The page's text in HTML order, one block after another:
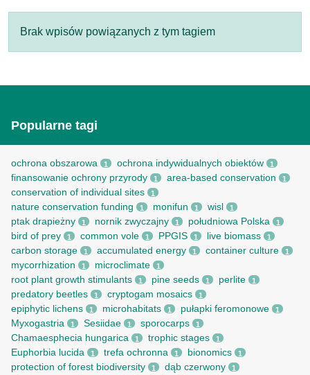
Brak wpisów powiązanych z tym tagiem
Popularne tagi
ochrona obszarowa 1 ochrona indywidualnych obiektów 1
finansowanie ochrony przyrody 1 area-based conservation 1
conservation of individual sites 1
nature conservation funding 1 monifun 1 wisl 1
ptak drapieżny 1 nornik zwyczajny 1 południowa Polska 1
bird of prey 1 common vole 1 PPGIS 1 live biomass 1
carbon storage 1 accumulated energy 1 container culture 1
mycorrhization 1 microclimate 1
root рlant growth stimulants 1 pine seeds 1 perlite 1
predatory beetles 1 cryptogam mosaics 1
epiphytic lichens 1 microhabitats 1 pułapki feromonowe 1
Myxogastria 1 Sesiidae 1 sporocarps 1
Chamaesphecia hungarica 1 trophic stages 1
Euphorbia lucida 1 trefa ochronna 1 bionomics 1
protection of forest biodiversity 1 dąb czerwony 1